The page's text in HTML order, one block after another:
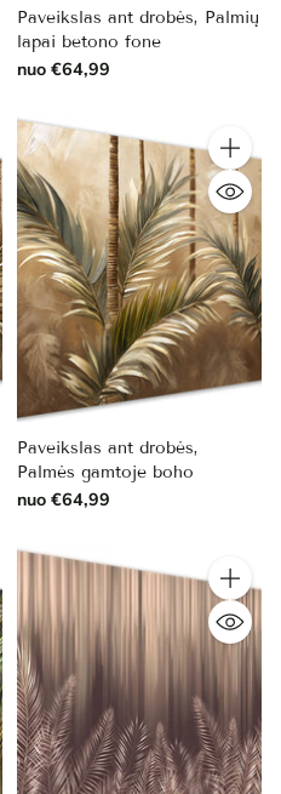
Paveikslas ant drobės, Palmių
lapai betono fone
nuo €64,99
Kiekis
Paveikslas ant drobės,
Palmės gamtoje boho
nuo €64,99
Kiekis